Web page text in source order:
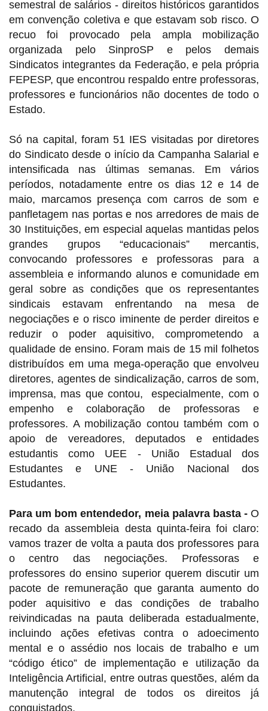
semestral de salários - direitos históricos garantidos
em convenção coletiva e que estavam sob risco. O
recuo foi provocado pela ampla mobilização
organizada pelo SinproSP e pelos demais
Sindicatos integrantes da Federação, e pela própria
FEPESP, que encontrou respaldo entre professoras,
professores e funcionários não docentes de todo o
Estado.
Só na capital, foram 51 IES visitadas por diretores
do Sindicato desde o início da Campanha Salarial e
intensificada nas últimas semanas. Em vários
períodos, notadamente entre os dias 12 e 14 de
maio, marcamos presença com carros de som e
panfletagem nas portas e nos arredores de mais de
30 Instituições, em especial aquelas mantidas pelos
grandes grupos “educacionais” mercantis,
convocando professores e professoras para a
assembleia e informando alunos e comunidade em
geral sobre as condições que os representantes
sindicais estavam enfrentando na mesa de
negociações e o risco iminente de perder direitos e
reduzir o poder aquisitivo, comprometendo a
qualidade de ensino. Foram mais de 15 mil folhetos
distribuídos em uma mega-operação que envolveu
diretores, agentes de sindicalização, carros de som,
imprensa, mas que contou, especialmente, com o
empenho e colaboração de professoras e
professores. A mobilização contou também com o
apoio de vereadores, deputados e entidades
estudantis como UEE - União Estadual dos
Estudantes e UNE - União Nacional dos
Estudantes.
Para um bom entendedor, meia palavra basta -O
recado da assembleia desta quinta-feira foi claro:
vamos trazer de volta a pauta dos professores para
o centro das negociações. Professoras e
professores do ensino superior querem discutir um
pacote de remuneração que garanta aumento do
poder aquisitivo e das condições de trabalho
reivindicadas na pauta deliberada estadualmente,
incluindo ações efetivas contra o adoecimento
mental e o assédio nos locais de trabalho e um
“código ético” de implementação e utilização da
Inteligência Artificial, entre outras questões, além da
manutenção integral de todos os direitos já
conquistados.